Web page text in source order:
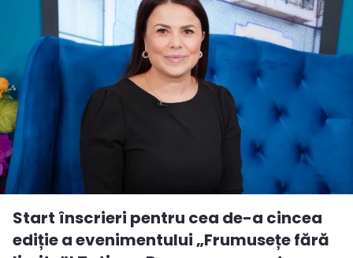
Start înscrieri pentru cea de-a cincea
ediție a evenimentului „Frumusețe fără